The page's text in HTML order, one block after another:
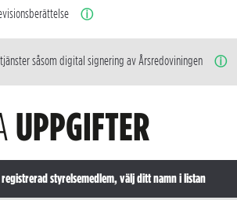
ⓘ
såsom digital signering av Årsredoviningen ⓘ
UPPGIFTER
styrelsemedlem, välj ditt namn i listan